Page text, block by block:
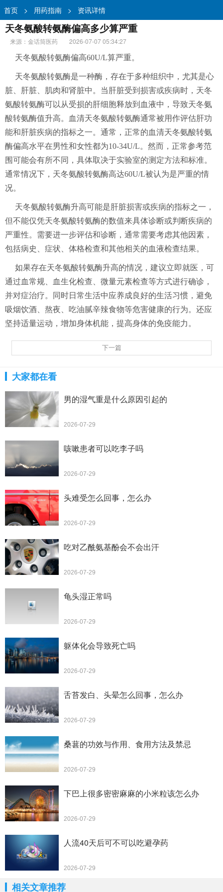
首页 > 用药指南 > 资讯详情
天冬氨酸转氨酶偏高多少算严重
来源：金话筒医药
2026-07-07 05:34:27
天冬氨酸转氨酶偏高60U/L算严重。
天冬氨酸转氨酶是一种酶，存在于多种组织中，尤其是心
脏、肝脏、肌肉和肾脏中。当肝脏受到损害或疾病时，天冬
氨酸转氨酶可以从受损的肝细胞释放到血液中，导致天冬氨
酸转氨酶值升高。血清天冬氨酸转氨酶通常被用作评估肝功
能和肝脏疾病的指标之一。通常，正常的血清天冬氨酸转氨
酶偏高水平在男性和女性都为10-34U/L。然而，正常参考范
围可能会有所不同，具体取决于实验室的测定方法和标准。
通常情况下，天冬氨酸转氨酶高达60U/L被认为是严重的情
况。
天冬氨酸转氨酶升高可能是肝脏损害或疾病的指标之一，
但不能仅凭天冬氨酸转氨酶的数值来具体诊断或判断疾病的
严重性。需要进一步评估和诊断，通常需要考虑其他因素，
包括病史、症状、体格检查和其他相关的血液检查结果。
如果存在天冬氨酸转氨酶升高的情况，建议立即就医，可
通过血常规、血生化检查、微量元素检查等方式进行确诊，
并对症治疗。同时日常生活中应养成良好的生活习惯，避免
吸烟饮酒、熬夜、吃油腻辛辣食物等危害健康的行为。还应
坚持适量运动，增加身体机能，提高身体的免疫能力。
下一篇
大家都在看
男的湿气重是什么原因引起的
2026-07-29
咳嗽患者可以吃李子吗
2026-07-29
头难受怎么回事，怎么办
2026-07-29
吃对乙酰氨基酚会不会出汗
2026-07-29
龟头湿正常吗
2026-07-29
躯体化会导致死亡吗
2026-07-29
舌苔发白、头晕怎么回事，怎么办
2026-07-29
桑葚的功效与作用、食用方法及禁忌
2026-07-29
下巴上很多密密麻麻的小米粒该怎么办
2026-07-29
人流40天后可不可以吃避孕药
2026-07-29
相关文章推荐